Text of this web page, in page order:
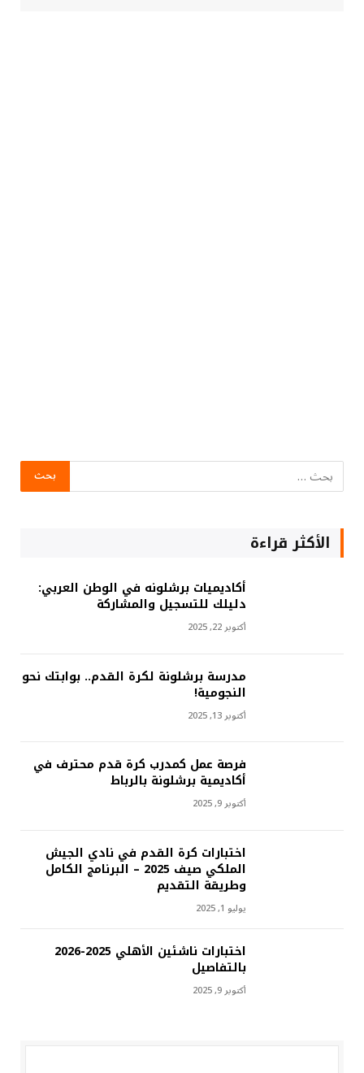
الأكثر قراءة
أكاديميات برشلونه في الوطن العربي:
دليلك للتسجيل والمشاركة
أكتوبر 22, 2025
مدرسة برشلونة لكرة القدم.. بوابتك نحو
النجومية!
أكتوبر 13, 2025
فرصة عمل كمدرب كرة قدم محترف في
أكاديمية برشلونة بالرباط
أكتوبر 9, 2025
اختبارات كرة القدم في نادي الجيش
الملكي صيف 2025 – البرنامج الكامل
وطريقة التقديم
يوليو 1, 2025
اختبارات ناشئين الأهلي 2025-2026
بالتفاصيل
أكتوبر 9, 2025